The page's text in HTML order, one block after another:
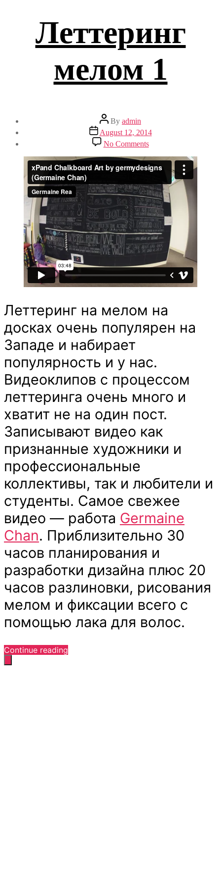
Леттеринг
мелом 1
Post
author
By admin
Post
date
August 12, 2014
No Commentson
Леттеринг
мелом
1
Леттеринг на мелом на
досках очень популярен на
Западе и набирает
популярность и у нас.
Видеоклипов с процессом
леттеринга очень много и
хватит не на один пост.
Записывают видео как
признанные художники и
профессиональные
коллективы, так и любители и
студенты. Самое свежее
видео — работа Germaine
Chan. Приблизительно 30
часов планирования и
разработки дизайна плюс 20
часов разлиновки, рисования
мелом и фиксации всего с
помощью лака для волос.
Continue reading